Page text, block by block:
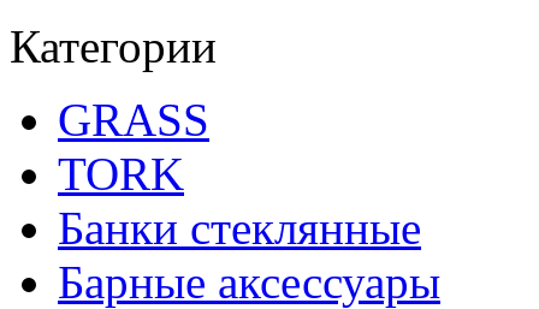
Категории
GRASS
TORK
Банки стеклянные
Барные аксессуары